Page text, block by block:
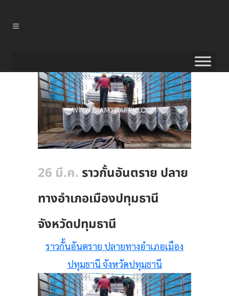
26 มี.ค. ราวกั้นอันตราย ปลาย
ทางอำเภอเมืองปทุมธานี
จังหวัดปทุมธานี
ราวกั้นอันตราย ปลายทางอำเภอเมือง
ปทุมธานี จังหวัดปทุมธานี